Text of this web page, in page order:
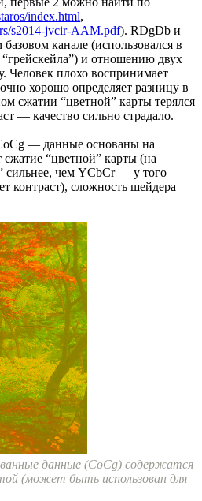
index.html,
s2014-jvcir-AAM.pdf). RDgDb и
канале (использовался в
“грейскейла”) и отношению двух
Человек плохо воспринимает
хорошо определяет разницу в
сжатии “цветной” карты терялся
— качество сильно страдало.
— данные основаны на
“цветной” карты (на
сильнее, чем YCbCr — у того
контраст), сложность шейдера
данные (CoCg) содержатся
(может быть использован для